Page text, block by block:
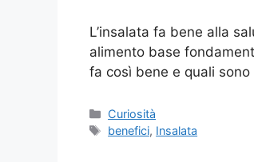
L’insalata fa bene alla
alimento base
fa così bene e quali
Categorie
Curiosità
Tag
benefici, Insalata